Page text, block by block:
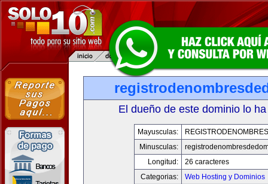
El dueño de este dominio lo
Mayusculas:
Minusculas:
Longitud:
26 caracteres
Categorias:
Web Hosting y Dominios